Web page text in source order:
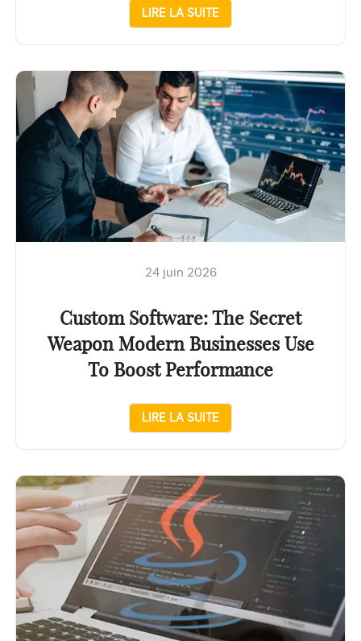
LIRE LA SUITE
24 juin 2026
Custom Software: The Secret
Weapon Modern Businesses Use
To Boost Performance
LIRE LA SUITE